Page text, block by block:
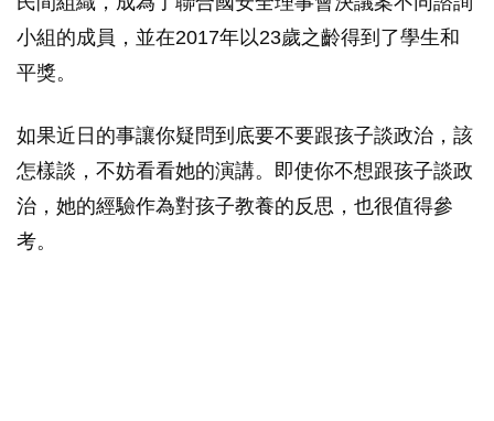
小組的成員，並在2017年以23歲之齡得到了學生和
平獎。
如果近日的事讓你疑問到底要不要跟孩子談政治，該
怎樣談，不妨看看她的演講。即使你不想跟孩子談政
治，她的經驗作為對孩子教養的反思，也很值得參
考。